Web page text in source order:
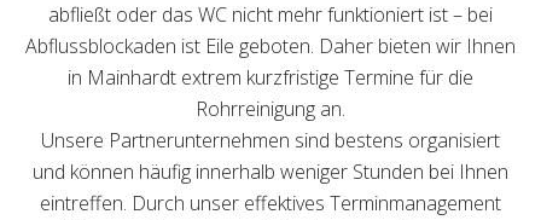
abfließt oder das WC nicht mehr funktioniert ist – bei
Abflussblockaden ist Eile geboten. Daher bieten wir Ihnen
in Mainhardt extrem kurzfristige Termine für die
Rohrreinigung an.
Unsere Partnerunternehmen sind bestens organisiert
und können häufig innerhalb weniger Stunden bei Ihnen
eintreffen. Durch unser effektives Terminmanagement